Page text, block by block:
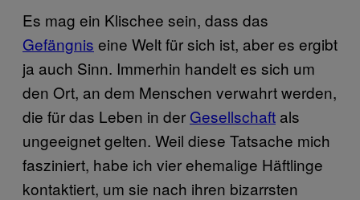
Es mag ein Klischee sein, dass das
Gefängnis eine Welt für sich ist, aber es ergibt
ja auch Sinn. Immerhin handelt es sich um
den Ort, an dem Menschen verwahrt werden,
die für das Leben in der Gesellschaft als
ungeeignet gelten. Weil diese Tatsache mich
fasziniert, habe ich vier ehemalige Häftlinge
kontaktiert, um sie nach ihren bizarrsten